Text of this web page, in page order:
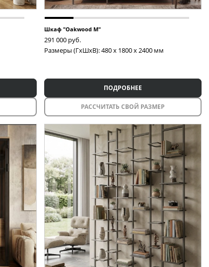
Шкаф "Oakwood M"
291 000 руб.
Размеры (ГxШxВ): 480 x 1800 x 2400 мм
ПОДРОБНЕЕ
РАССЧИТАТЬ СВОЙ РАЗМЕР